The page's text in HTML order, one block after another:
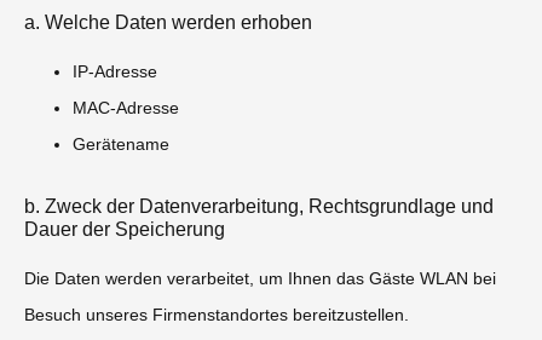
a. Welche Daten werden erhoben
IP-Adresse
MAC-Adresse
Gerätename
b. Zweck der Datenverarbeitung, Rechtsgrundlage und
Dauer der Speicherung
Die Daten werden verarbeitet, um Ihnen das Gäste WLAN bei
Besuch unseres Firmenstandortes bereitzustellen.